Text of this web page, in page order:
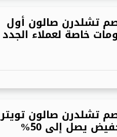
تشلدرن صالون أول
خاصة لعملاء الجدد
تشلدرن صالون تويتر
يصل إلى 50%